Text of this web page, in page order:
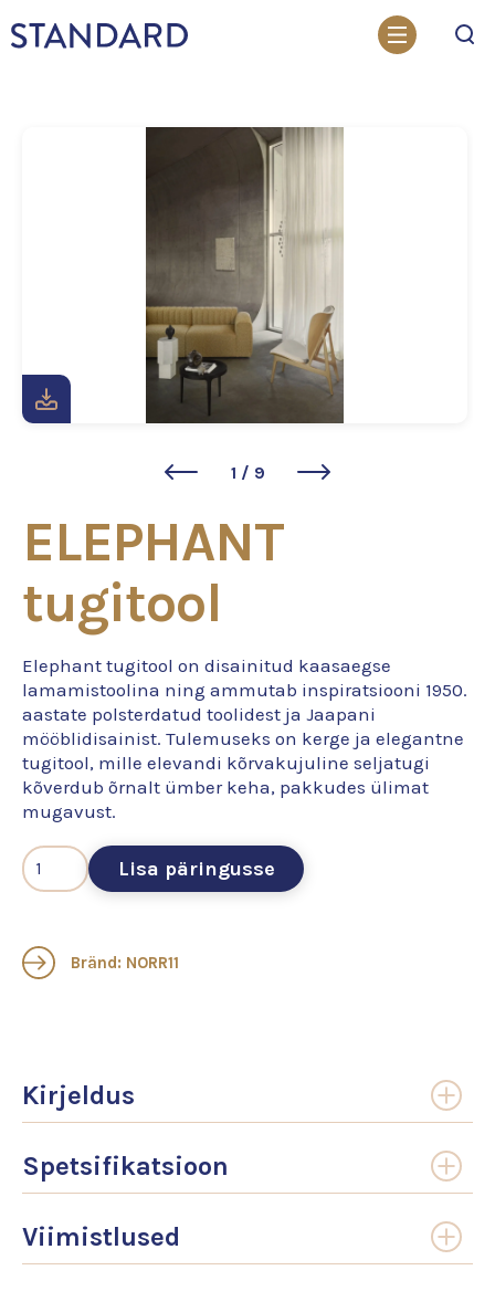
1 / 9
ELEPHANT
tugitool
Elephant tugitool on disainitud kaasaegse
lamamistoolina ning ammutab inspiratsiooni 1950.
aastate polsterdatud toolidest ja Jaapani
mööblidisainist. Tulemuseks on kerge ja elegantne
tugitool, mille elevandi kõrvakujuline seljatugi
kõverdub õrnalt ümber keha, pakkudes ülimat
mugavust.
Lisa päringusse
Bränd: NORR11
Kirjeldus
Spetsifikatsioon
Viimistlused